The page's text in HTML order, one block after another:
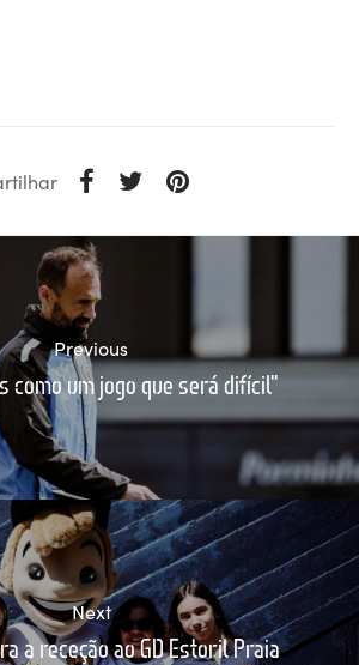
Previous
como um jogo que será difícil"
Next
a receção ao GD Estoril Praia